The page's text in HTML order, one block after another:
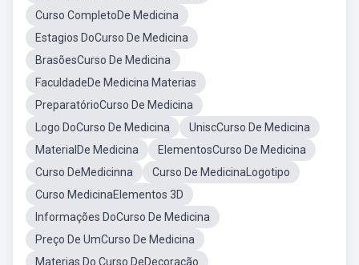
Curso CompletoDe Medicina
Estagios DoCurso De Medicina
BrasõesCurso De Medicina
FaculdadeDe Medicina Materias
PreparatórioCurso De Medicina
Logo DoCurso De Medicina
UniscCurso De Medicina
MaterialDe Medicina
ElementosCurso De Medicina
Curso DeMedicinna
Curso De MedicinaLogotipo
Curso MedicinaElementos 3D
Informações DoCurso De Medicina
Preço De UmCurso De Medicina
Materias Do Curso DeDecoração